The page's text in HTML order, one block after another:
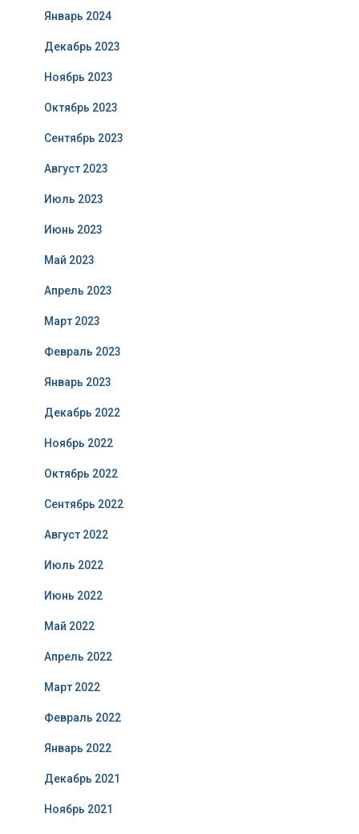
Январь 2024
Декабрь 2023
Ноябрь 2023
Октябрь 2023
Сентябрь 2023
Август 2023
Июль 2023
Июнь 2023
Май 2023
Апрель 2023
Март 2023
Февраль 2023
Январь 2023
Декабрь 2022
Ноябрь 2022
Октябрь 2022
Сентябрь 2022
Август 2022
Июль 2022
Июнь 2022
Май 2022
Апрель 2022
Март 2022
Февраль 2022
Январь 2022
Декабрь 2021
Ноябрь 2021